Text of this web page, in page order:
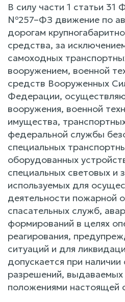
В силу части 1 статьи 31
№257–ФЗ движение по
дорогам
средства, за
самоходных
вооружением, военной
средств Вооруженных
Федерации,
вооружения, военной
имущества,
федеральной службы
специальных
оборудованных
специальных световых и
используемых для
деятельности пожарной
спасательных служб,
формирований в целях
реагирования,
ситуаций и для
допускается при
разрешений, выдаваемых
положениями настоящей